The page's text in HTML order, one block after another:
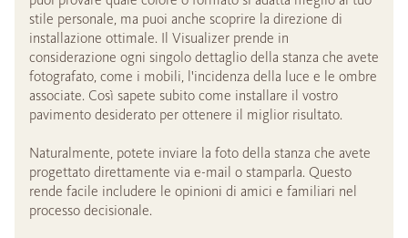
stile personale, ma puoi anche scoprire la direzione di
installazione ottimale. Il Visualizer prende in
considerazione ogni singolo dettaglio della stanza che avete
fotografato, come i mobili, l'incidenza della luce e le ombre
associate. Così sapete subito come installare il vostro
pavimento desiderato per ottenere il miglior risultato.
Naturalmente, potete inviare la foto della stanza che avete
progettato direttamente via e-mail o stamparla. Questo
rende facile includere le opinioni di amici e familiari nel
processo decisionale.